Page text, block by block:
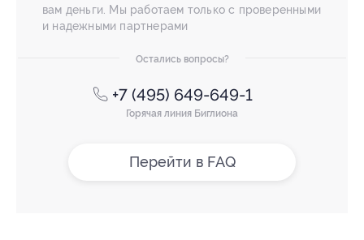
вам деньги. Мы работаем только с проверенными
и надежными партнерами
Остались вопросы?
+7 (495) 649-649-1
Горячая линия Биглиона
Перейти в FAQ